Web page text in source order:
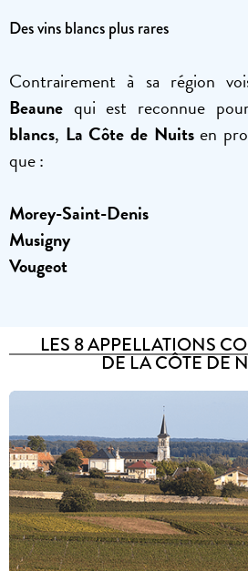
Des vins blancs plus rares
Contrairement à sa région
Beaune qui est reconnue
blancs, La Côte de Nuitsen
que :
Morey-Saint-Denis
Musigny
Vougeot
LES 8 APPELLATIONS
DE LA CÔTE DE